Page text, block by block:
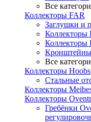
Все
Коллекторы FAR
Заглушки и
Коллекторы
Коллекторы
Кронштейны
Все
Коллекторы Hoobs
Стальные
Коллекторы
Коллекторы
Гребёнки